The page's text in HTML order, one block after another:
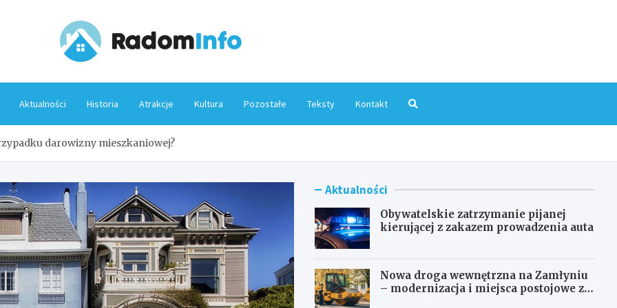
Aktualności Historia Atrakcje Kultura Pozostałe Teksty Kontakt
darowizny mieszkaniowej?
Aktualności
Obywatelskie zatrzymanie pijanej
kierującej z zakazem prowadzenia auta
Nowa droga wewnętrzna na Zamłyniu
– modernizacja i miejsca postojowe za